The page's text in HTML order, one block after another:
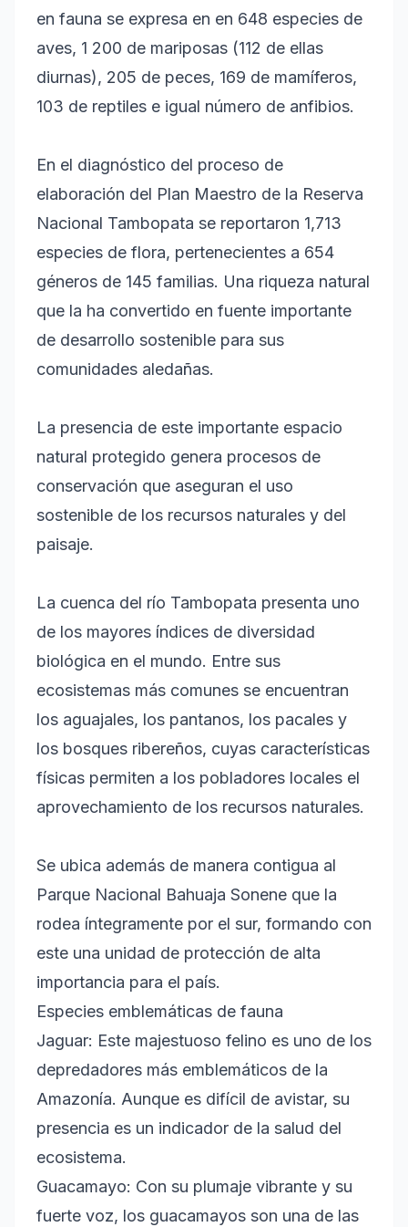
en fauna se expresa en en 648 especies de
aves, 1 200 de mariposas (112 de ellas
diurnas), 205 de peces, 169 de mamíferos,
103 de reptiles e igual número de anfibios.
En el diagnóstico del proceso de
elaboración del Plan Maestro de la Reserva
Nacional Tambopata se reportaron 1,713
especies de flora, pertenecientes a 654
géneros de 145 familias. Una riqueza natural
que la ha convertido en fuente importante
de desarrollo sostenible para sus
comunidades aledañas.
La presencia de este importante espacio
natural protegido genera procesos de
conservación que aseguran el uso
sostenible de los recursos naturales y del
paisaje.
La cuenca del río Tambopata presenta uno
de los mayores índices de diversidad
biológica en el mundo. Entre sus
ecosistemas más comunes se encuentran
los aguajales, los pantanos, los pacales y
los bosques ribereños, cuyas características
físicas permiten a los pobladores locales el
aprovechamiento de los recursos naturales.
Se ubica además de manera contigua al
Parque Nacional Bahuaja Sonene que la
rodea íntegramente por el sur, formando con
este una unidad de protección de alta
importancia para el país.
Especies emblemáticas de fauna
Jaguar: Este majestuoso felino es uno de los
depredadores más emblemáticos de la
Amazonía. Aunque es difícil de avistar, su
presencia es un indicador de la salud del
ecosistema.
Guacamayo: Con su plumaje vibrante y su
fuerte voz, los guacamayos son una de las